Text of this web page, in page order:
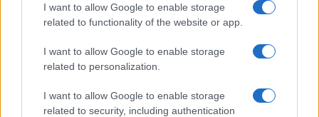
I want to allow Google to enable storage
related to functionality of the website or app.
I want to allow Google to enable storage
related to personalization.
I want to allow Google to enable storage
related to security, including authentication